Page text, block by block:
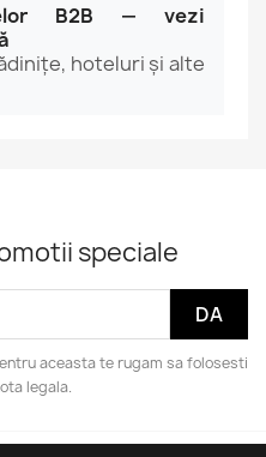
B2B — vezi
hoteluri și alte
speciale
aceasta te rugam sa folosesti
legala.